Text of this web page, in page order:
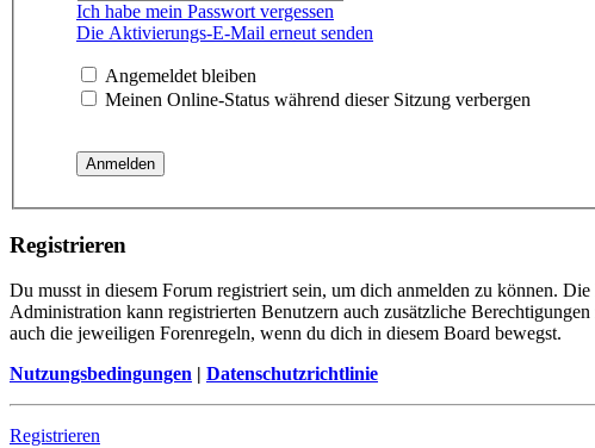
Ich habe mein Passwort vergessen
Die Aktivierungs-E-Mail erneut senden
Angemeldet bleiben
Meinen Online-Status während dieser Sitzung verbergen
Registrieren
Du musst in diesem Forum registriert sein, um dich anmelden zu können.
Administration kann registrierten Benutzern auch zusätzliche
auch die jeweiligen Forenregeln, wenn du dich in diesem Board bewegst.
Nutzungsbedingungen | Datenschutzrichtlinie
Registrieren